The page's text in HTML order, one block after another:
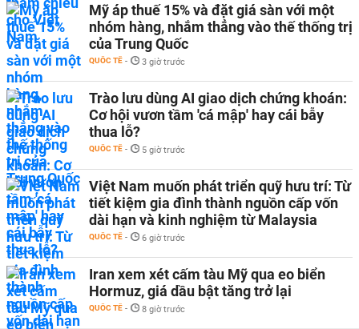
Mỹ áp thuế 15% và đặt giá sàn với một
nhóm hàng, nhắm thẳng vào thế thống trị
của Trung Quốc
QUỐC TẾ - 3 giờ trước
Trào lưu dùng AI giao dịch chứng khoán:
Cơ hội vươn tầm 'cá mập' hay cái bẫy
thua lỗ?
QUỐC TẾ - 5 giờ trước
Việt Nam muốn phát triển quỹ hưu trí: Từ
tiết kiệm gia đình thành nguồn cấp vốn
dài hạn và kinh nghiệm từ Malaysia
QUỐC TẾ - 6 giờ trước
Iran xem xét cấm tàu Mỹ qua eo biển
Hormuz, giá dầu bật tăng trở lại
QUỐC TẾ - 8 giờ trước